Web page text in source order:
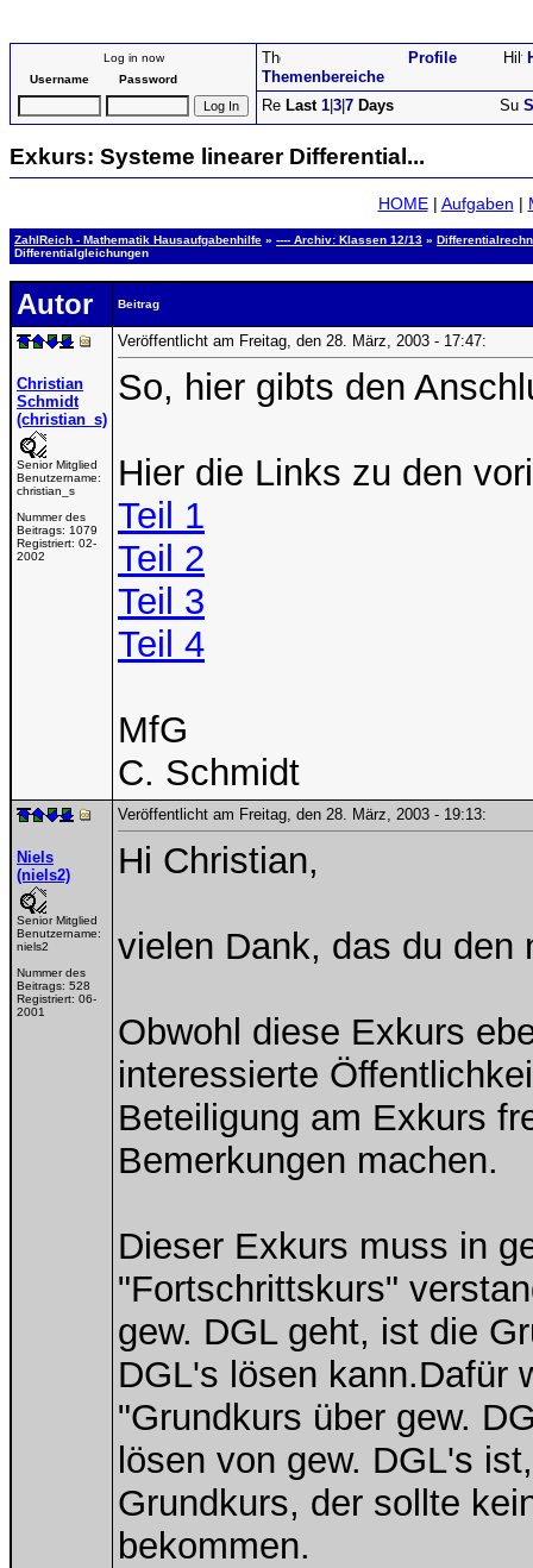
Log in now
Username
Password Themenbereiche
Profile
Last 1 3 7 Days
Exkurs: Systeme linearer Differential...
HOME| Aufgaben |
ZahlReich - Mathematik Hausaufgabenhilfe » ---- Archiv: Klassen 12/13 »
Differentialgleichungen
Autor Beitrag
Christian
Schmidt
(christian_s)
Senior Mitglied
Benutzername:
christian_s
Nummer des
Beitrags: 1079
Registriert: 02-
2002
Veröffentlicht am Freitag, den 28. März, 2003 - 17:47:
So, hier gibts den
Hier die Links zu den
Teil 1
Teil 2
Teil 3
Teil 4
MfG
C. Schmidt
Niels
(niels2)
Senior Mitglied
Benutzername:
niels2
Nummer des
Beitrags: 528
Registriert: 06-
2001
Veröffentlicht am Freitag, den 28. März, 2003 - 19:13:
Hi Christian,
vielen Dank, das du den
Obwohl diese Exkurs
interessierte
Beteiligung am Exkurs
Bemerkungen machen.
Dieser Exkurs muss in
"Fortschrittskurs"
gew. DGL geht, ist die
DGL's lösen kann.Dafür
"Grundkurs über gew.
lösen von gew. DGL's
Grundkurs, der sollte
bekommen.